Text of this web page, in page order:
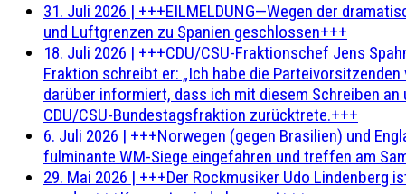
31. Juli 2026 | +++EILMELDUNG—Wegen der
und Luftgrenzen zu Spanien geschlossen+++
18. Juli 2026 | +++CDU/CSU-Fraktionschef Jens
Fraktion schreibt er: „Ich habe die Parteivorsitzenden
darüber informiert, dass ich mit diesem Schreiben
CDU/CSU-Bundestagsfraktion zurücktrete.+++
6. Juli 2026 | +++Norwegen (gegen Brasilien) und
fulminante WM-Siege eingefahren und treffen am
29. Mai 2026 | +++Der Rockmusiker Udo Lindenberg